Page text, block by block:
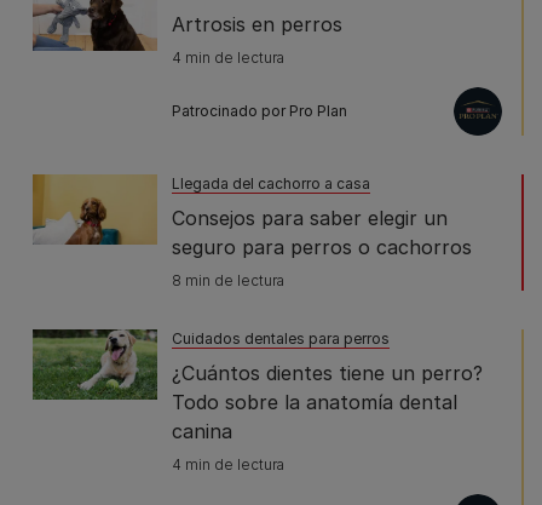
Artrosis en perros
4 min de lectura
Patrocinado por Pro Plan
Llegada del cachorro a casa
Consejos para saber elegir un
seguro para perros o cachorros
8 min de lectura
Cuidados dentales para perros
¿Cuántos dientes tiene un perro?
Todo sobre la anatomía dental
canina
4 min de lectura